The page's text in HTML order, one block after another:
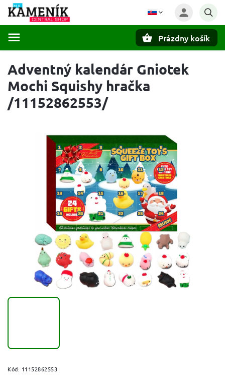
Prázdny košík
Adventný kalendár Gniotek
Mochi Squishy hračka
/11152862553/
Kód: 11152862553